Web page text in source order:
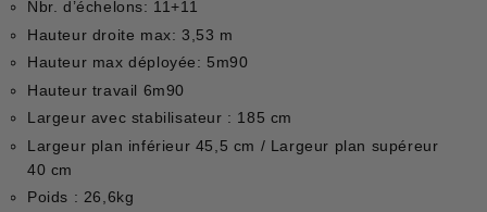
Nbr. d’échelons: 11+11
Hauteur droite max: 3,53 m
Hauteur max déployée: 5m90
Hauteur travail 6m90
Largeur avec stabilisateur : 185 cm
Largeur plan inférieur 45,5 cm / Largeur plan supéreur
40 cm
Poids : 26,6kg